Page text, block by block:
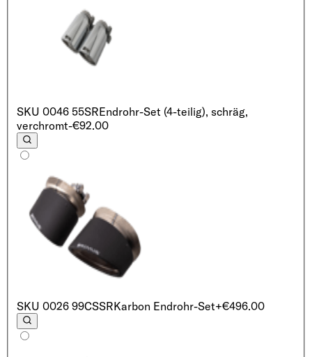
SKU 0046 55SREndrohr-Set (4-teilig), schräg,
verchromt-€92.00
SKU 0026 99CSSRKarbon Endrohr-Set+€496.00